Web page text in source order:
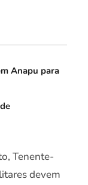
Anapu para
Tenente-
devem